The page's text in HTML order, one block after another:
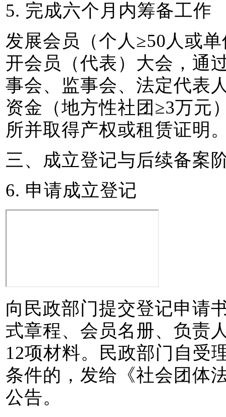
5. 完成六个月内筹备工作
发展会员（个人≥50人或
开会员（代表）大会，通
事会、监事会、法定代表
资金（地方性社团≥3万元
所并取得产权或租赁证明
三、成立登记与后续备案
6. 申请成立登记
向民政部门提交登记申请
式章程、会员名册、负责
12项材料。民政部门自受
条件的，发给《社会团体
公告。